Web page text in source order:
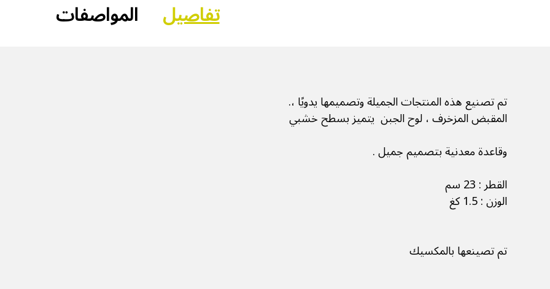
تفاصيل المواصفات
تم تصنيع هذه المنتجات الجميلة وتصميمها يدويًا ،.
المقبض المزخرف ، لوح الجبن يتميز بسطح خشبي
وقاعدة معدنية بتصميم جميل .
القطر : 23 سم
الوزن : 1.5 كغ
تم تصينعها بالمكسيك